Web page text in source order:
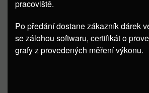
pracoviště.
Po předání dostane zákazník dárek
se zálohou softwaru, certifikát o
grafy z provedených měření výkonu.